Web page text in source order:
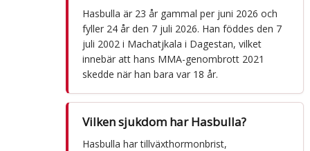
Hasbulla är 23 år gammal per juni 2026 och
fyller 24 år den 7 juli 2026. Han föddes den 7
juli 2002 i Machatjkala i Dagestan, vilket
innebär att hans MMA-genombrott 2021
skedde när han bara var 18 år.
Vilken sjukdom har Hasbulla?
Hasbulla har tillväxthormonbrist,